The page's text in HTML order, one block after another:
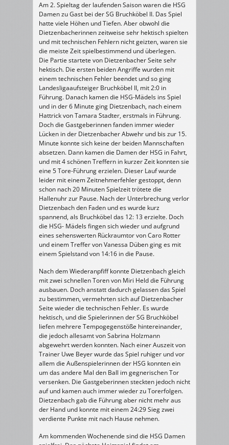
Am 2. Spieltag der laufenden Saison waren die HSG
Damen zu Gast bei der SG Bruchköbel II. Das Spiel
hatte viele Höhen und Tiefen. Aber obwohl die
Dietzenbacherinnen zeitweise sehr hektisch spielten
und mit technischen Fehlern nicht geizten, waren sie
die meiste Zeit spielbestimmend und überlegen.
Die Partie startete von Dietzenbacher Seite sehr
hektisch. Die ersten beiden Angriffe wurden mit
einem technischen Fehler beendet und so ging
Landesligaaufsteiger Bruchköbel II, mit 2:0 in
Führung. Danach kamen die HSG-Mädels ins Spiel
und in der 6 Minute ging Dietzenbach, nach einem
Hattrick von Tamara Stadter, erstmals in Führung.
Doch die Gastgeberinnen fanden immer wieder
Lücken in der Dietzenbacher Abwehr und bis zur 15.
Minute konnte sich keine der beiden Mannschaften
absetzen. Dann kamen die Damen der HSG in Fahrt,
und mit 4 schönen Treffern in kurzer Zeit konnten sie
eine 5 Tore-Führung erzielen. Dieser Lauf wurde
leider mit einem Zeitnehmerfehler gestoppt, denn
schon nach 20 Minuten Spielzeit trötete die
Hallenuhr zur Pause. Nach der Unterbrechung verlor
Dietzenbach den Faden und es wurde kurz
spannend, als Bruchköbel das 12: 13 erzielte. Doch
die HSG- Mädels fingen sich wieder und aufgrund
eines sehenswerten Rückraumtor von Caro Rotter
und einem Treffer von Vanessa Düben ging es mit
einem Spielstand von 14:16 in die Pause.
Nach dem Wiederanpfiff konnte Dietzenbach gleich
mit zwei schnellen Toren von Miri Held die Führung
ausbauen. Doch anstatt dadurch gelassen das Spiel
zu bestimmen, vermehrten sich auf Dietzenbacher
Seite wieder die technischen Fehler. Es wurde
hektisch, und die Spielerinnen der SG Bruchköbel
liefen mehrere Tempogegenstöße hintereinander,
die jedoch allesamt von Sabrina Holzmann
abgewehrt werden konnten. Nach einer Auszeit von
Trainer Uwe Beyer wurde das Spiel ruhiger und vor
allem die Außenspielerinnen der HSG konnten ein
um das andere Mal den Ball im gegnerischen Tor
versenken. Die Gastgeberinnen steckten jedoch nicht
auf und kamen auch immer wieder zu Torerfolgen.
Dietzenbach gab die Führung aber nicht mehr aus
der Hand und konnte mit einem 24:29 Sieg zwei
verdiente Punkte mit nach Hause nehmen.
Am kommenden Wochenende sind die HSG Damen